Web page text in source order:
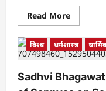
Read MoreRead
more
पत्रकार
किशोर
श्रेष्ठसँग
नछापिदिन
आग्रह
विश्व धर्मशास्त्र
Sadhvi